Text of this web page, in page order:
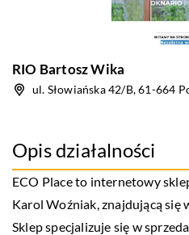
RIO Bartosz Wika
ul. Słowiańska 42/B, 61-664
Opis działalności
ECO Place to internetowy
Karol Woźniak, znajdującą się
Sklep specjalizuje się w